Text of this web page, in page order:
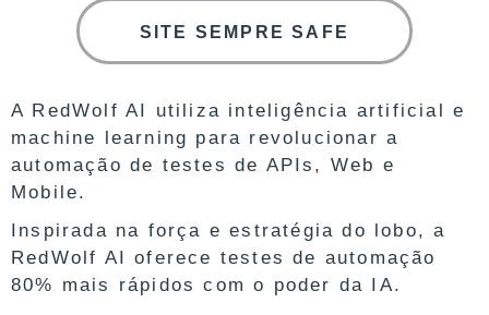
SITE SEMPRE SAFE
A RedWolf AI utiliza inteligência artificial e
machine learning para revolucionar a
automação de testes de APIs, Web e
Mobile.
Inspirada na força e estratégia do lobo, a
RedWolf AI oferece testes de automação
80% mais rápidos com o poder da IA.